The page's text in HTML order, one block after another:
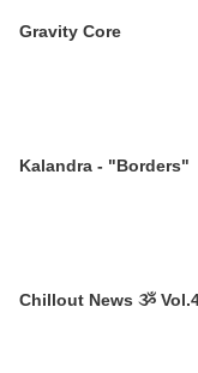
Gravity Core
Kalandra - "Borders"
Chillout News ૐ